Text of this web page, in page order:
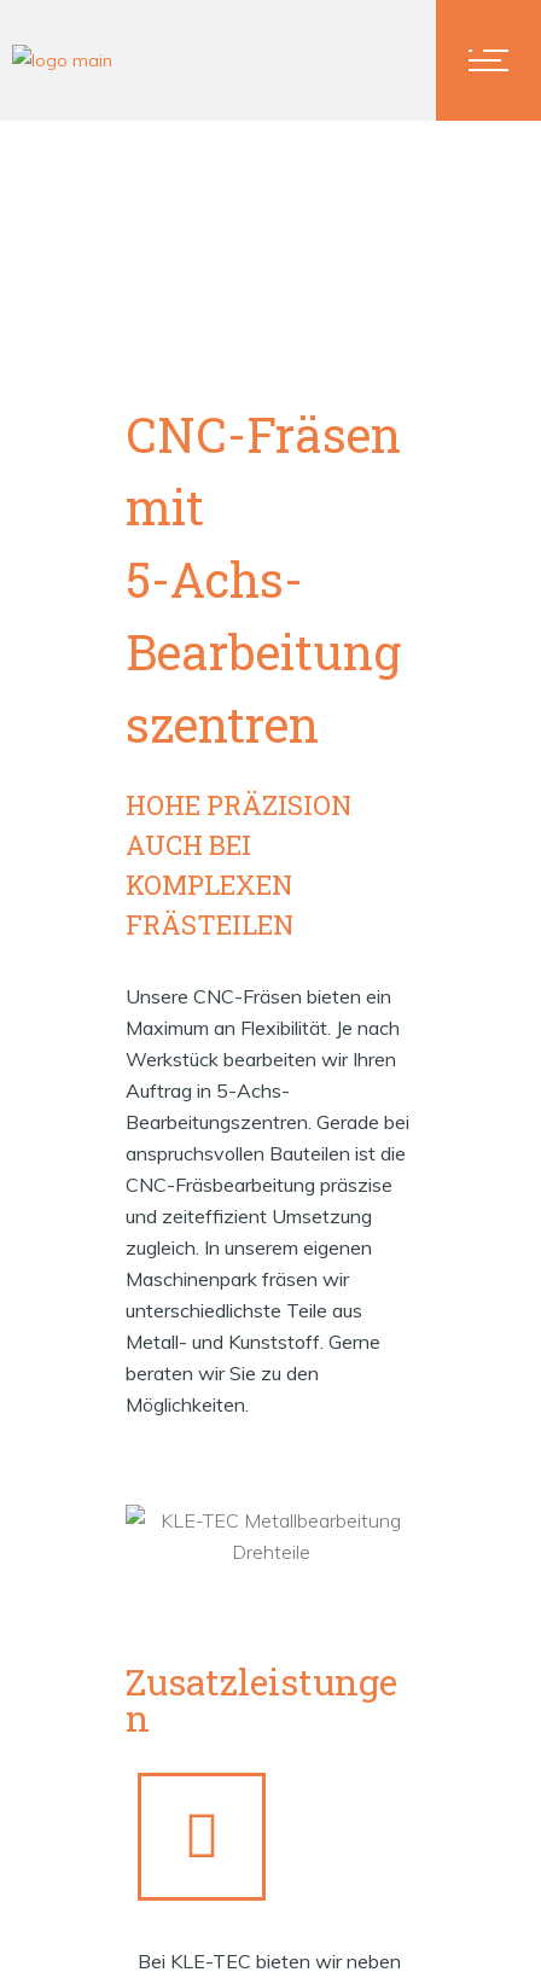
CNC-Fräsen
mit
5-Achs-
Bearbeitung
szentren
HOHE PRÄZISION
AUCH BEI
KOMPLEXEN
FRÄSTEILEN
Unsere CNC-Fräsen bieten ein
Maximum an Flexibilität. Je nach
Werkstück bearbeiten wir Ihren
Auftrag in 5-Achs-
Bearbeitungszentren. Gerade bei
anspruchsvollen Bauteilen ist die
CNC-Fräsbearbeitung präszise
und zeiteffizient Umsetzung
zugleich. In unserem eigenen
Maschinenpark fräsen wir
unterschiedlichste Teile aus
Metall- und Kunststoff. Gerne
beraten wir Sie zu den
Möglichkeiten.
Zusatzleistunge
n
Bei KLE-TEC bieten wir neben